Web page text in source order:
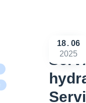
18 06
2025